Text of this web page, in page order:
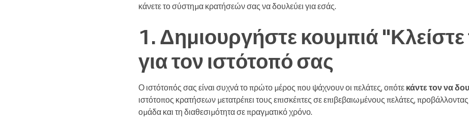
κάνετε το σύστημα κρατήσεών σας να δουλεύει για εσάς.
1. Δημιουργήστε κουμπιά
για τον ιστότοπό σας
Ο ιστότοπός σας είναι συχνά το πρώτο μέρος που ψάχνουν οι πελάτες, οπότε κάντε τον να
ιστότοπος κρατήσεων μετατρέπει τους επισκέπτες σε επιβεβαιωμένους πελάτες, προβάλλοντας
ομάδα και τη διαθεσιμότητα σε πραγματικό χρόνο.